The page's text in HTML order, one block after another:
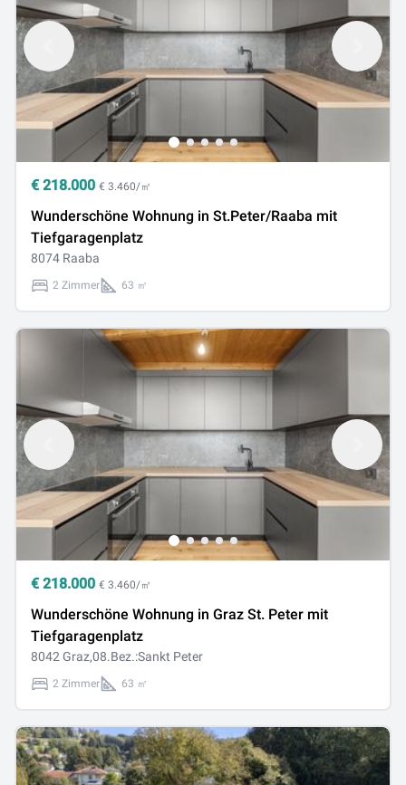
€ 218.000 € 3.460/㎡
Wunderschöne Wohnung in St.Peter/Raaba mit
Tiefgaragenplatz
8074 Raaba
2 Zimmer 63 ㎡
€ 218.000 € 3.460/㎡
Wunderschöne Wohnung in Graz St. Peter mit
Tiefgaragenplatz
8042 Graz,08.Bez.:Sankt Peter
2 Zimmer 63 ㎡